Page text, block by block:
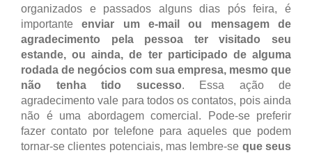
organizados e passados alguns dias pós feira, é
importanteenviar um e-mail ou mensagem de
agradecimento pela pessoa ter visitado seu
estande, ou ainda, de ter participado de alguma
rodada de negócios com sua empresa, mesmo que
não tenha tido sucesso. Essa ação de
agradecimento vale para todos os contatos, pois ainda
não é uma abordagem comercial. Pode-se preferir
fazer contato por telefone para aqueles que podem
tornar-se clientes potenciais, mas lembre-se que seus